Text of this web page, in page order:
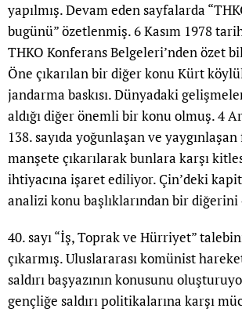
yapılmış. Devam eden sayfalarda
bugünü” özetlenmiş. 6 Kasım 1978
THKO Konferans Belgeleri’nden özet
Öne çıkarılan bir diğer konu Kürt
jandarma baskısı. Dünyadaki
aldığı diğer önemli bir konu olmuş. 4
138. sayıda yoğunlaşan ve
manşete çıkarılarak bunlara karşı
ihtiyacına işaret ediliyor. Çin’deki
analizi konu başlıklarından bir
40. sayı “İş, Toprak ve Hürriyet”
çıkarmış. Uluslararası komünist
saldırı başyazının konusunu
gençliğe saldırı politikalarına karşı